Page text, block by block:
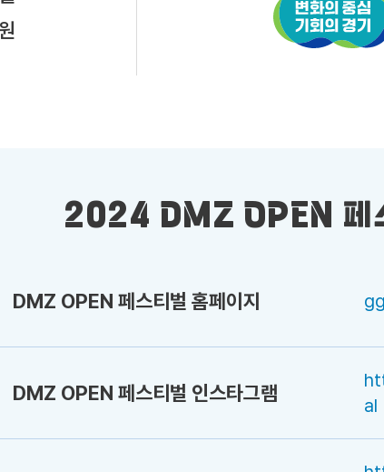
2024 DMZ OPEN 페
DMZ OPEN 페스티벌 홈페이지
DMZ OPEN 페스티벌 인스타그램
al